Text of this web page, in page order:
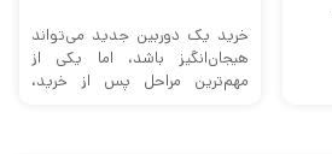
خرید یک دوربین جدید می‌تواند
هیجان‌انگیز باشد، اما یکی از
مهم‌ترین مراحل پس از خرید،